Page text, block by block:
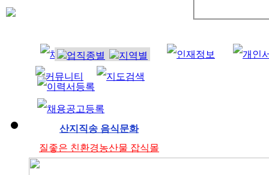
산지직송 음식문화
질좋은 친환경농산물 잡식몰